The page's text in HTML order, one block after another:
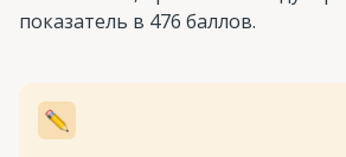
показатель в 476 баллов.